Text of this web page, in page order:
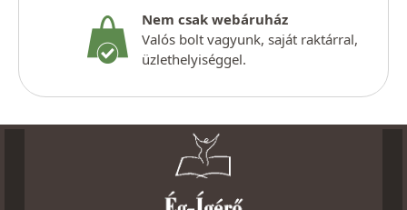
Nem csak webáruház
Valós bolt vagyunk, saját raktárral,
üzlethelyiséggel.